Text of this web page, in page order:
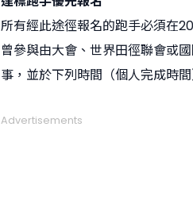
所有經此途徑報名的跑手必須在
曾參與由大會、世界田徑聯會或
事，並於下列時間（個人完成時
Advertisements